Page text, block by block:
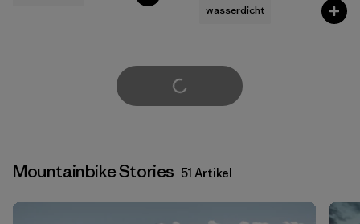
wasserdicht
weitere laden
Mountainbike Stories 51 Artikel